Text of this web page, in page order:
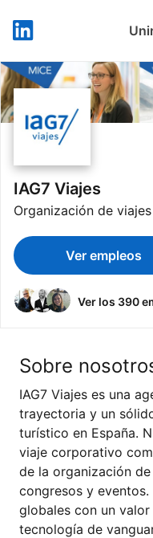
LinkedIn
IAG7 Viajes
Organización de viajes
Ver empleos
Ver los 390
Sobre
IAG7 Viajes es una
trayectoria y un
turístico en España.
viaje corporativo
de la organización
congresos y
globales con un
tecnología de